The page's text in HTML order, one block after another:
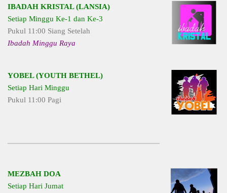
IBADAH KRISTAL (LANSIA)
Setiap Minggu Ke-1 dan Ke-3
Pukul 11:00 Siang Setelah
Ibadah Minggu Raya
YOBEL (YOUTH BETHEL)
Setiap Hari Minggu
Pukul 11:00 Pagi
MEZBAH DOA
Setiap Hari Jumat